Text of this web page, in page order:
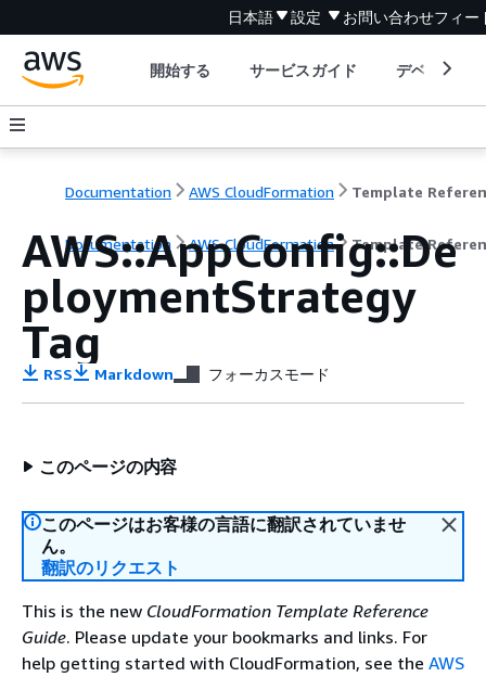
日本語 設定 お問い合わせフィー
開始する サービスガイド デベロッパ
Documentation AWS CloudFormation Template
Documentation AWS CloudFormation Template
AWS::AppConfig::De
ploymentStrategy
Tag
RSS Markdown フォーカスモード
このページの内容
このページはお客様の言語に翻訳されていませ
ん。
翻訳のリクエスト
This is the new CloudFormation Template Reference
Guide. Please update your bookmarks and links. For
help getting started with CloudFormation, see the AWS